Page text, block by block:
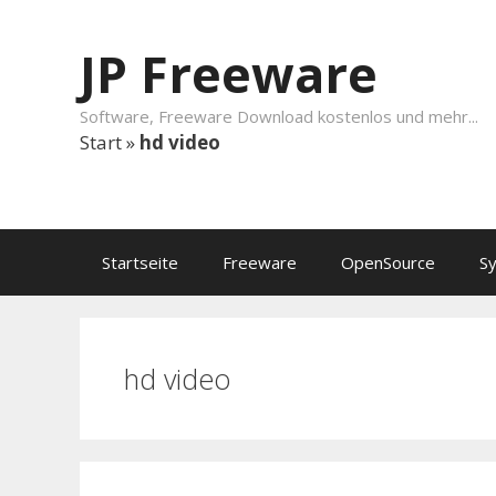
JP Freeware
Software, Freeware Download kostenlos und mehr...
Start» hd video
Startseite Freeware OpenSource
hd video